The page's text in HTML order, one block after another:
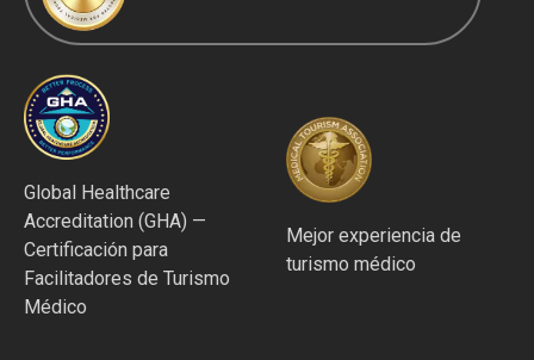
Global Healthcare
Accreditation (GHA) —
Certificación para
Facilitadores de Turismo
Médico
Mejor experiencia de
turismo médico